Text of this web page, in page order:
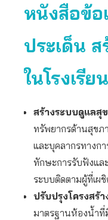
หนังสือข้
ประเด็น
ในโรงเรียน
สร้างระบบดูแลสุ
ทรัพยากรด้านสุขภ
และบุคลากรทางก
ทักษะการรับฟังแล
ระบบติดตามผู้ที่เผ
ปรับปรุงโครงสร้
มาตรฐานห้องน้ำที่